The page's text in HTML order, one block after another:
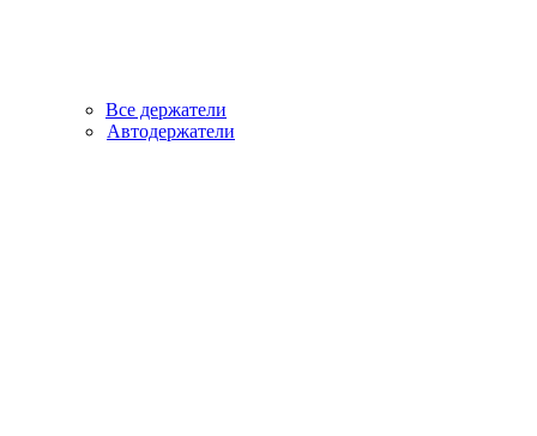
Все держатели
Автодержатели